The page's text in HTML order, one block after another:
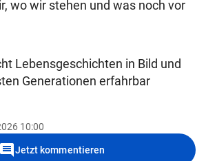
wo wir stehen und was noch vor
Lebensgeschichten in Bild und
Generationen erfahrbar
10:00
commentJetzt kommentieren